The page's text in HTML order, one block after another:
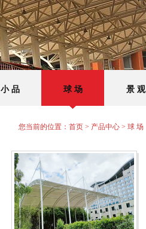
小 品 球 场 景 观
您当前的位置： 首页 > 产品中心 > 球 场